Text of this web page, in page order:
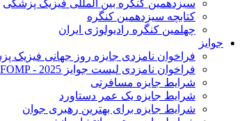
سیزدهمین کنگره بین المللی فیزیک پزشکی
کتابچه سیزدهمین کنگره
چهلمین کنگره رادیولوژی ایران
جوایز
فراخوان نامزدی جایزه روز جهانی فیزیک
فراخوان نامزدی لیست جوایز AFOMP - 2025
شرایط جایزه مسافرتی
شرایط جایزه یک عمر دستاورد
شرایط جایزه برای بهترین رهبری جوان